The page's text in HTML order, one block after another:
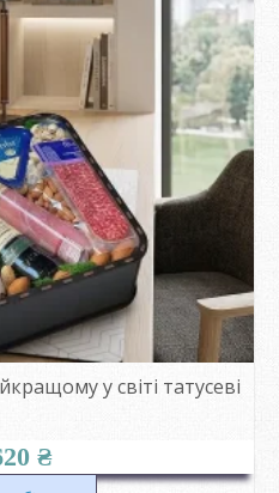
у світі татусеві
₴